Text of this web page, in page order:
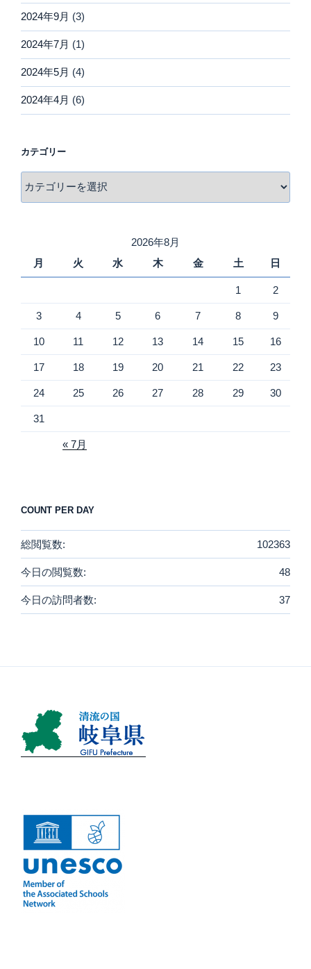
2024年9月 (3)
2024年7月 (1)
2024年5月 (4)
2024年4月 (6)
カテゴリー
テ
2026年8月
月
火 水 木 金 土 日
1 2
3 4 5 6 7 8 9
10 11 12 13 14 15 16
17 18 19 20 21 22 23
24 25 26 27 28 29 30
31
« 7月
COUNT PER DAY
102363
総閲覧数:
48
今日の閲覧数:
37
今日の訪問者数: